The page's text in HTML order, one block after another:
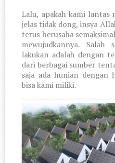
Lalu, apakah kami lantas
jelas tidak dong, insya
terus berusaha
mewujudkannya.
lakukan adalah dengan
dari berbagai sumber
saja ada hunian dengan
bisa kami miliki.